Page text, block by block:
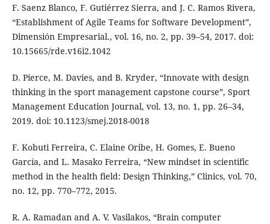
F. Saenz Blanco, F. Gutiérrez Sierra, and J. C. Ramos Rivera,
“Establishment of Agile Teams for Software Development”,
Dimensión Empresarial., vol. 16, no. 2, pp. 39–54, 2017. doi:
10.15665/rde.v16i2.1042
D. Pierce, M. Davies, and B. Kryder, “Innovate with design
thinking in the sport management capstone course”, Sport
Management Education Journal, vol. 13, no. 1, pp. 26–34,
2019. doi: 10.1123/smej.2018-0018
F. Kobuti Ferreira, C. Elaine Oribe, H. Gomes, E. Bueno
García, and L. Masako Ferreira, “New mindset in scientific
method in the health field: Design Thinking,” Clinics, vol. 70,
no. 12, pp. 770–772, 2015.
R. A. Ramadan and A. V. Vasilakos, “Brain computer